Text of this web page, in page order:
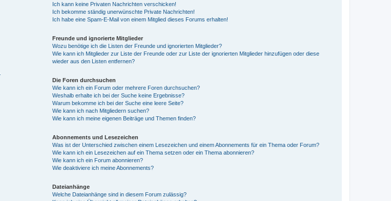
Ich kann keine Privaten Nachrichten verschicken!
Ich bekomme ständig unerwünschte Private Nachrichten!
Ich habe eine Spam-E-Mail von einem Mitglied dieses Forums erhalten!
Freunde und ignorierte Mitglieder
Wozu benötige ich die Listen der Freunde und ignorierten Mitglieder?
Wie kann ich Mitglieder zur Liste der Freunde oder zur Liste der ignorierten Mitglieder hinzufügen oder diese
wieder aus den Listen entfernen?
Die Foren durchsuchen
Wie kann ich ein Forum oder mehrere Foren durchsuchen?
Weshalb erhalte ich bei der Suche keine Ergebnisse?
Warum bekomme ich bei der Suche eine leere Seite?
Wie kann ich nach Mitgliedern suchen?
Wie kann ich meine eigenen Beiträge und Themen finden?
Abonnements und Lesezeichen
Was ist der Unterschied zwischen einem Lesezeichen und einem Abonnements für ein Thema oder Forum?
Wie kann ich ein Lesezeichen auf ein Thema setzen oder ein Thema abonnieren?
Wie kann ich ein Forum abonnieren?
Wie deaktiviere ich meine Abonnements?
Dateianhänge
Welche Dateianhänge sind in diesem Forum zulässig?